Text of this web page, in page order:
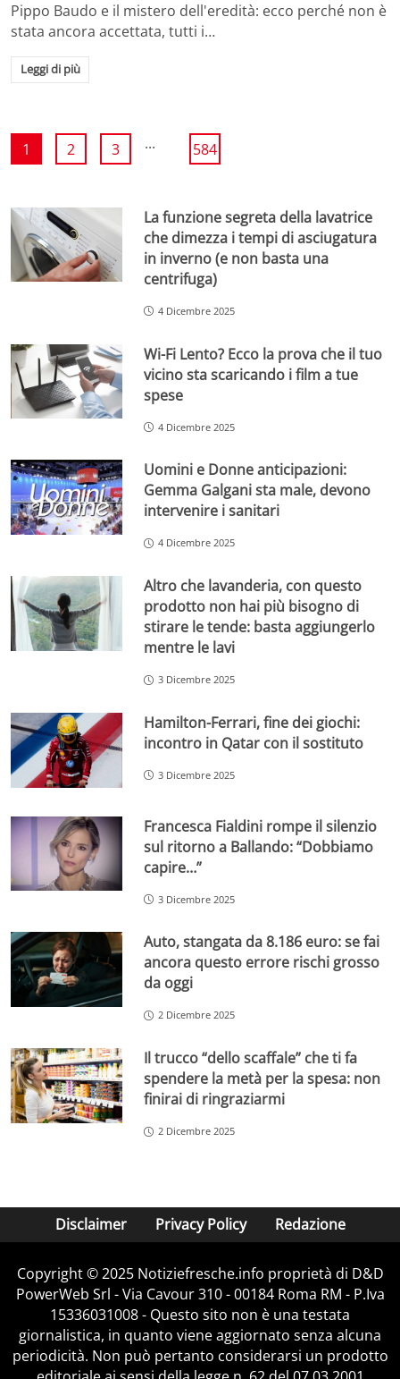
Pippo Baudo e il mistero dell'eredità: ecco perché non è
stata ancora accettata, tutti i…
Leggi di più
1 2 3 ... 584
La funzione segreta della lavatrice
che dimezza i tempi di asciugatura
in inverno (e non basta una
centrifuga)
4 Dicembre 2025
Wi-Fi Lento? Ecco la prova che il tuo
vicino sta scaricando i film a tue
spese
4 Dicembre 2025
Uomini e Donne anticipazioni:
Gemma Galgani sta male, devono
intervenire i sanitari
4 Dicembre 2025
Altro che lavanderia, con questo
prodotto non hai più bisogno di
stirare le tende: basta aggiungerlo
mentre le lavi
3 Dicembre 2025
Hamilton-Ferrari, fine dei giochi:
incontro in Qatar con il sostituto
3 Dicembre 2025
Francesca Fialdini rompe il silenzio
sul ritorno a Ballando: “Dobbiamo
capire…”
3 Dicembre 2025
Auto, stangata da 8.186 euro: se fai
ancora questo errore rischi grosso
da oggi
2 Dicembre 2025
Il trucco “dello scaffale” che ti fa
spendere la metà per la spesa: non
finirai di ringraziarmi
2 Dicembre 2025
Disclaimer Privacy Policy Redazione
Copyright © 2025 Notiziefresche.info proprietà di D&D
PowerWeb Srl - Via Cavour 310 - 00184 Roma RM - P.Iva
15336031008 - Questo sito non è una testata
giornalistica, in quanto viene aggiornato senza alcuna
periodicità. Non può pertanto considerarsi un prodotto